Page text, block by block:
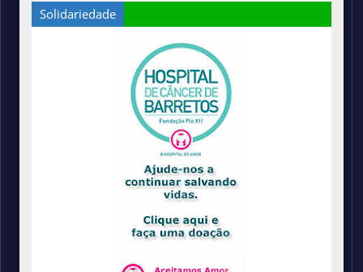
Solidariedade